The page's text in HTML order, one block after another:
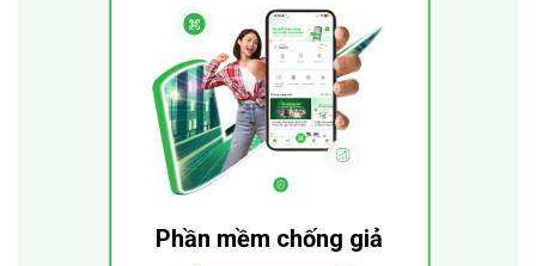
Phần mềm chống giả